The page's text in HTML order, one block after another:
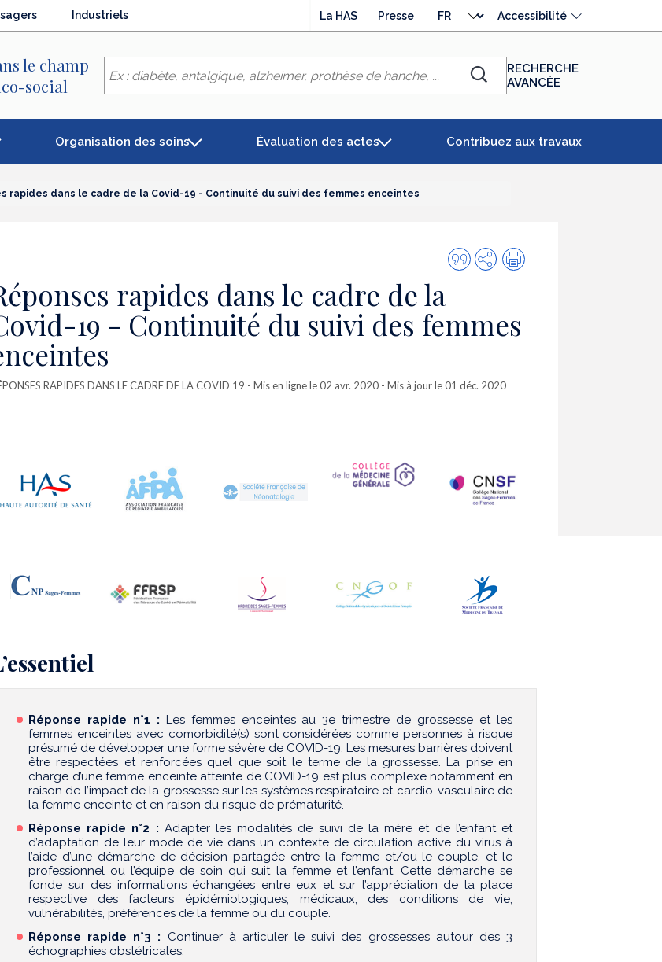
Industriels La HAS Presse
langue
Accessibilité
le champ
social
Chercher
RECHERCHE
AVANCÉE
Organisation des soins Évaluation des actes Contribuez aux travaux
rapides dans le cadre de la Covid-19 - Continuité du suivi des femmes enceintes
Citer
cette
PartagerImpression
rapides dans le cadre de la
19 - Continuité du suivi des femmes
RAPIDES DANS LE CADRE DE LA COVID 19 - Mis en ligne le 02 avr. 2020 - Mis à jour le 01 déc. 2020
Réponse rapide n°1 : Les femmes enceintes au 3e trimestre de grossesse et les
femmes enceintes avec comorbidité(s) sont considérées comme personnes à risque
présumé de développer une forme sévère de COVID-19. Les mesures barrières doivent
être respectées et renforcées quel que soit le terme de la grossesse. La prise en
charge d’une femme enceinte atteinte de COVID-19 est plus complexe notamment en
raison de l’impact de la grossesse sur les systèmes respiratoire et cardio-vasculaire de
la femme enceinte et en raison du risque de prématurité.
Réponse rapide n°2 : Adapter les modalités de suivi de la mère et de l’enfant et
d’adaptation de leur mode de vie dans un contexte de circulation active du virus à
l’aide d’une démarche de décision partagée entre la femme et/ou le couple, et le
professionnel ou l’équipe de soin qui suit la femme et l’enfant. Cette démarche se
fonde sur des informations échangées entre eux et sur l’appréciation de la place
respective des facteurs épidémiologiques, médicaux, des conditions de vie,
vulnérabilités, préférences de la femme ou du couple.
Réponse rapide n°3 : Continuer à articuler le suivi des grossesses autour des 3
échographies obstétricales.